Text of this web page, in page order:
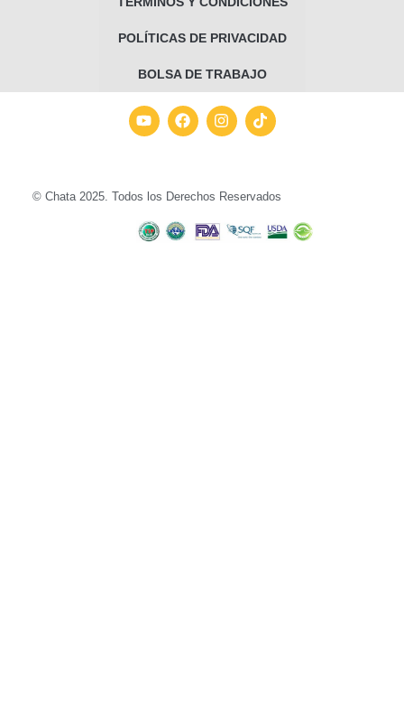
POLÍTICAS DE PRIVACIDAD
BOLSA DE TRABAJO
© Chata 2025. Todos los Derechos Reservados